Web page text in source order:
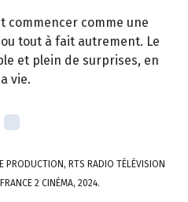
commencer comme une
tout à fait autrement. Le
et plein de surprises, en
vie.
PRODUCTION, RTS RADIO TÉLÉVISION
2 CINÉMA, 2024.